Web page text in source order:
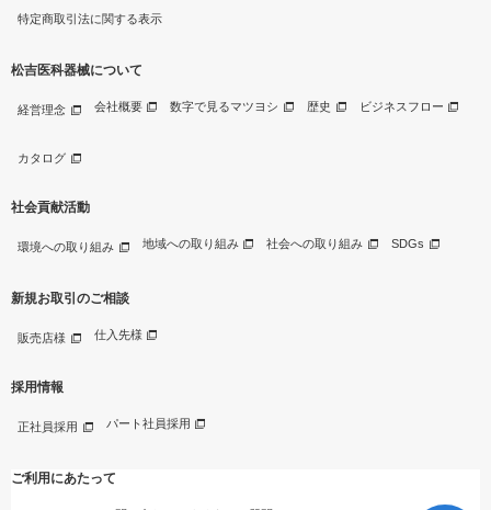
特定商取引法に関する表示
松吉医科器械について
経営理念 会社概要 数字で見るマツヨシ 歴史 ビジネスフロー
カタログ
社会貢献活動
環境への取り組み 地域への取り組み 社会への取り組み SDGs
新規お取引のご相談
販売店様 仕入先様
採用情報
正社員採用 パート社員採用
ご利用にあたって